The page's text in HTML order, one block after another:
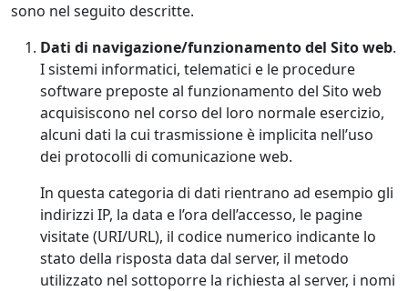
sono nel seguito descritte.
Dati di navigazione/funzionamento del Sito web.
I sistemi informatici, telematici e le procedure
software preposte al funzionamento del Sito web
acquisiscono nel corso del loro normale esercizio,
alcuni dati la cui trasmissione è implicita nell’uso
dei protocolli di comunicazione web.
In questa categoria di dati rientrano ad esempio gli
indirizzi IP, la data e l’ora dell’accesso, le pagine
visitate (URI/URL), il codice numerico indicante lo
stato della risposta data dal server, il metodo
utilizzato nel sottoporre la richiesta al server, i nomi